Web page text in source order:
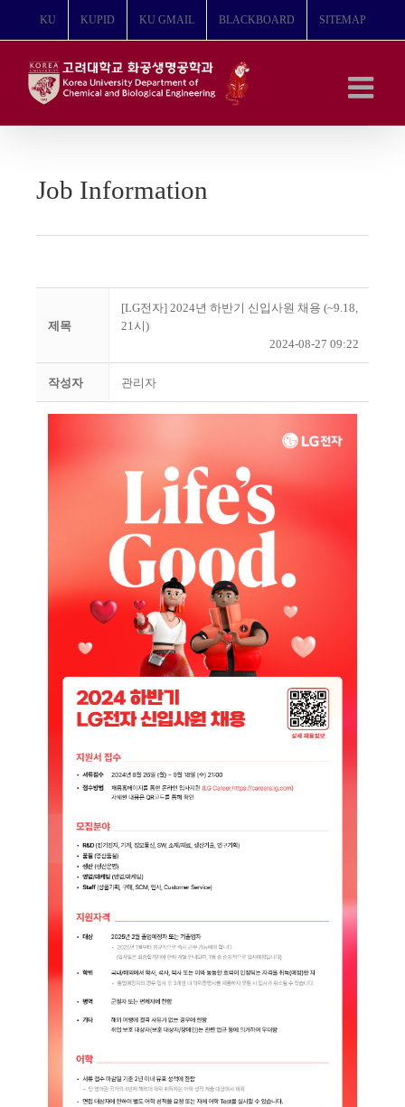
뛰
KU KUPID KU GMAIL BLACKBOARD SITEMAP
Job Information
제목
[LG전자] 2024년 하반기 신입사원 채용 (~9.18,
21시)
2024-08-27 09:22
작성자 관리자